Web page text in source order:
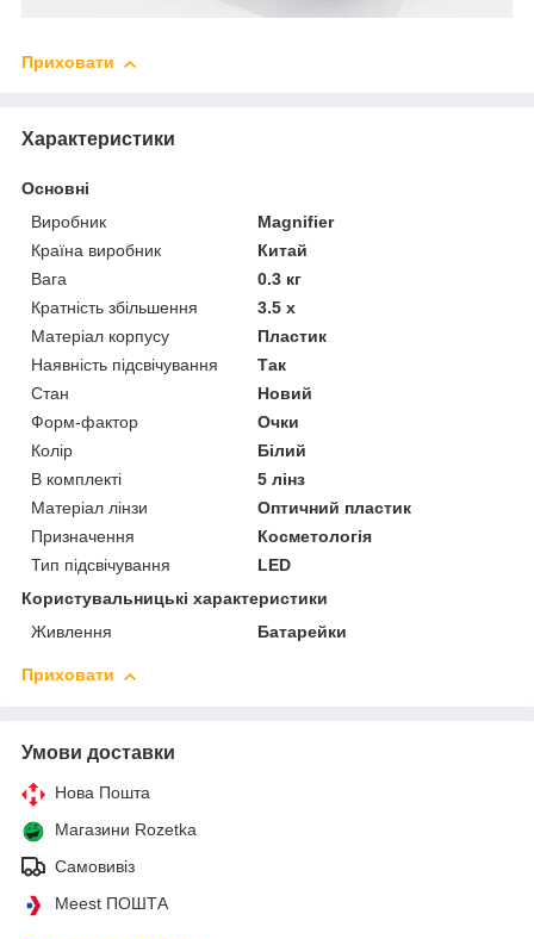
Приховати
Характеристики
Основні
Виробник
Magnifier
Країна виробник
Китай
Вага
0.3 кг
Кратність збільшення
3.5 х
Матеріал корпусу
Пластик
Наявність підсвічування
Так
Стан
Новий
Форм-фактор
Очки
Колір
Білий
В комплекті
5 лінз
Матеріал лінзи
Оптичний пластик
Призначення
Косметологія
Тип підсвічування
LED
Користувальницькі характеристики
Живлення
Батарейки
Приховати
Умови доставки
Нова Пошта
Магазини Rozetka
Самовивіз
Meest ПОШТА